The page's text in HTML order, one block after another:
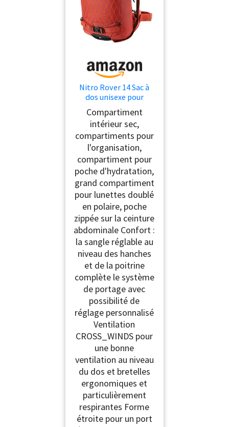
Nitro Rover 14 Sac à
dos unisexe pour
snowboard,
randonnée, vélo, 1
pièce, Supernova., 14 l,
Moderne
Compartiment
intérieur sec,
compartiments pour
l'organisation,
compartiment pour
poche d'hydratation,
grand compartiment
pour lunettes doublé
en polaire, poche
zippée sur la ceinture
abdominale Confort :
la sangle réglable au
niveau des hanches
et de la poitrine
complète le système
de portage avec
possibilité de
réglage personnalisé
Ventilation
CROSS_WINDS pour
une bonne
ventilation au niveau
du dos et bretelles
ergonomiques et
particulièrement
respirantes Forme
étroite pour un port